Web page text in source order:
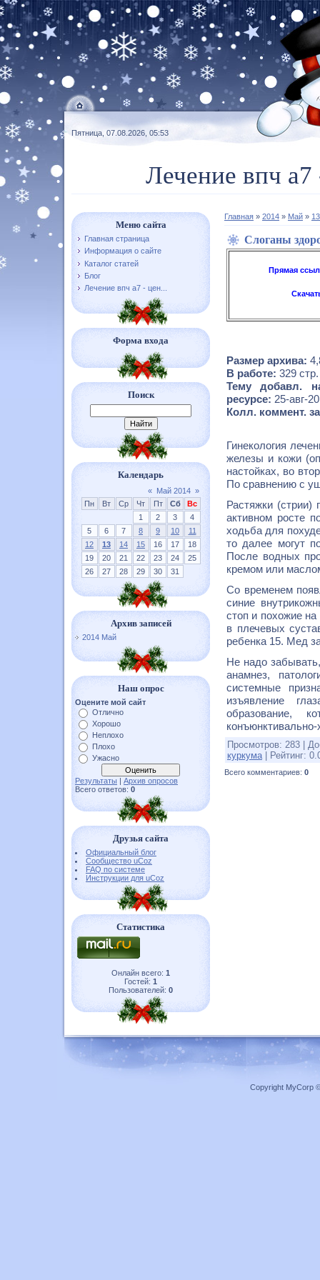
Пятница, 07.08.2026, 05:53
Лечение впч
Меню сайта
Главная страница
Информация о сайте
Каталог статей
Блог
Лечение впч а7 - цен...
Форма входа
Поиск
Календарь
« Май 2014 »
Пн
Вт Ср Чт Пт Сб
Вс
1
2 3
4
5
6 7 8 9 10
11
12
13 14 15 16 17
18
19
20 21 22 23 24
25
26
27 28 29 30 31
Архив записей
2014 Май
Наш опрос
Оцените мой сайт
Отлично
Хорошо
Неплохо
Плохо
Ужасно
Результаты | Архив опросов
Всего ответов: 0
Друзья сайта
Официальный блог
Сообщество uCoz
FAQ по системе
Инструкции для uCoz
Статистика
Онлайн всего: 1
Гостей: 1
Пользователей: 0
Главная » 2014 » Май » 13
Слоганы
Прямая
Размер архива:
В работе: 329 стр.
Тему добавл.
ресурсе: 25-авг-
Колл. коммент.
Гинекология
железы и кожи
настойках, во
По сравнению с
Растяжки (стрии)
активном росте
ходьба для
то далее могут
После водных
кремом или
Со временем
синие
стоп и похожие на
в плечевых
ребенка 15. Мед
Не надо
анамнез,
системные
изъявление
образование,
Просмотров: 283
куркума
Рейтинг:
Всего комментариев: 0
Copyright MyCorp